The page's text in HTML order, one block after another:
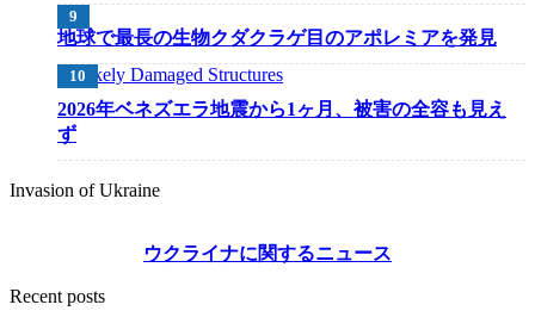
地球で最長の生物クダクラゲ目のアポレミアを発見
2026年ベネズエラ地震から1ヶ月、被害の全容も見え
ず
Invasion of Ukraine
ウクライナに関するニュース
Recent posts